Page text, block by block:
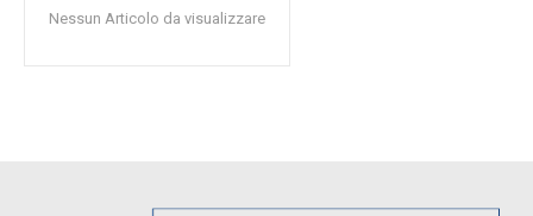
Nessun Articolo da visualizzare